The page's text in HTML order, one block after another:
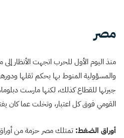
مصر
منذ اليوم الأول للحرب اتجهت الأنظار إلى
والمسؤولية المنوط بها بحكم ثقلها
جيرتها للقطاع كذلك، لكنها مارست
القومي فوق كل اعتبار، وتخلت عما كان
أوراق الضغط: تمتلك مصر حزمة من